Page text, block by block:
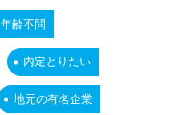
年齢不問
内定とりたい
地元の有名企業